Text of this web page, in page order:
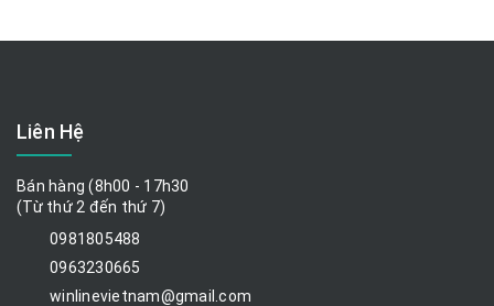
Liên Hệ
Bán hàng (8h00 - 17h30
(Từ thứ 2 đến thứ 7)
0981805488
0963230665
winlinevietnam@gmail.com